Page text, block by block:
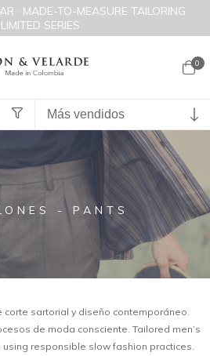
· MADE-TO-MEASURE TAILORING
SERIES
0
PANTALONES - PANTS
- PANTS
corte sartorial y diseño contemporáneo.
de moda consciente. Tailored men’s
responsible slow fashion practices.